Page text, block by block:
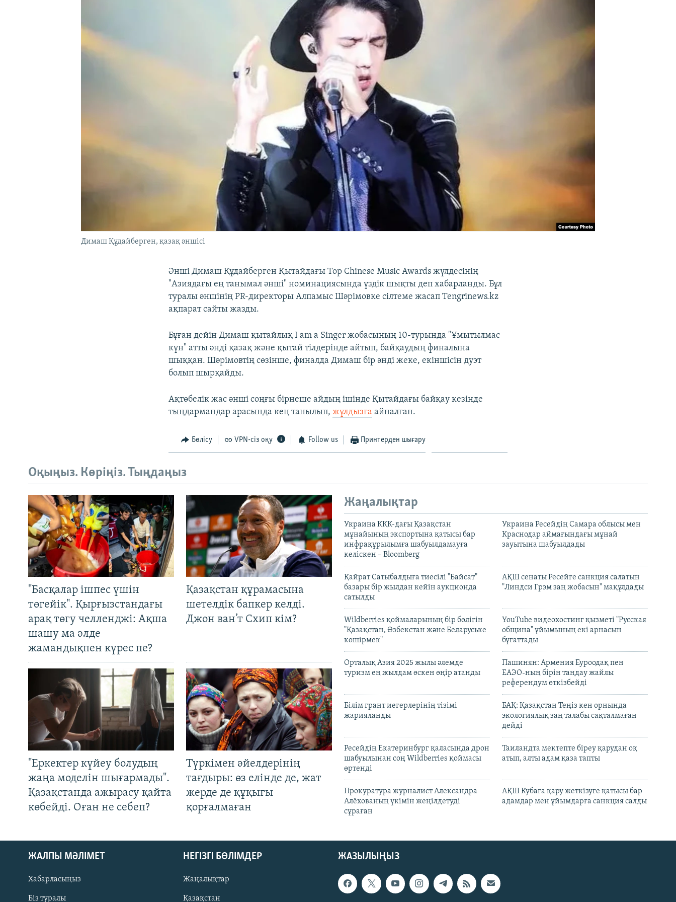
Димаш Құдайберген, қазақ әншісі
Әнші Димаш Құдайберген Қытайдағы Top Chinese Music Awards жүлдесінің
"Азиядағы ең танымал әнші" номинациясында үздік шықты деп хабарланды. Бұл
туралы әншінің PR-директоры Алпамыс Шәрімовке сілтеме жасап Tengrinews.kz
ақпарат сайты жазды.
Бұған дейін Димаш қытайлық I am a Singer жобасының 10-турында "Ұмытылмас
күн" атты әнді қазақ және қытай тілдерінде айтып, байқаудың финалына
шыққан. Шәрімовтің сөзінше, финалда Димаш бір әнді жеке, екіншісін дуэт
болып шырқайды.
Ақтөбелік жас әнші соңғы бірнеше айдың ішінде Қытайдағы байқау кезінде
тыңдармандар арасында кең танылып,жұлдызға айналған.
Бөлісу VPN-сіз оқу Follow us Принтерден шығару
Оқыңыз. Көріңіз. Тыңдаңыз
"Басқалар ішпес үшін
төгейік". Қырғызстандағы
арақ төгу челленджі: Ақша
шашу ма әлде
жамандықпен күрес пе?
Қазақстан құрамасына
шетелдік бапкер келді.
Джон ван’т Схип кім?
"Еркектер күйеу болудың
жаңа моделін шығармады".
Қазақстанда ажырасу қайта
көбейді. Оған не себеп?
Түркімен әйелдерінің
тағдыры: өз елінде де, жат
жерде де құқығы
қорғалмаған
Жаңалықтар
Украина КҚК-дағы Қазақстан
мұнайының экспортына қатысы бар
инфрақұрылымға шабуылдамауға
келіскен – Bloomberg
Украина Ресейдің Самара облысы мен
Краснодар аймағындағы мұнай
зауытына шабуылдады
Қайрат Сатыбалдыға тиесілі "Байсат"
базары бір жылдан кейін аукционда
сатылды
АҚШ сенаты Ресейге санкция салатын
"Линдси Грэм заң жобасын" мақұлдады
Wildberries қоймаларының бір бөлігін
"Қазақстан, Өзбекстан және Беларуське
көшірмек"
YouTube видеохостинг қызметі "Русская
община" ұйымының екі арнасын
бұғаттады
Орталық Азия 2025 жылы әлемде
туризм ең жылдам өскен өңір атанды
Пашинян: Армения Еуроодақ пен
ЕАЭО-ның бірін таңдау жайлы
референдум өткізбейді
Білім грант иегерлерінің тізімі
жарияланды
БАҚ: Қазақстан Теңіз кен орнында
экологиялық заң талабы сақталмаған
дейді
Ресейдің Екатеринбург қаласында дрон
шабуылынан соң Wildberries қоймасы
өртенді
Таиландта мектепте біреу қарудан оқ
атып, алты адам қаза тапты
Прокуратура журналист Александра
Алёхованың үкімін жеңілдетуді
сұраған
АҚШ Кубаға қару жеткізуге қатысы бар
адамдар мен ұйымдарға санкция салды
ЖАЗЫЛЫҢЫЗ
ЖАЛПЫ МӘЛІМЕТ
Хабарласыңыз
Біз туралы
НЕГІЗГІ БӨЛІМДЕР
Жаңалықтар
Қазақстан